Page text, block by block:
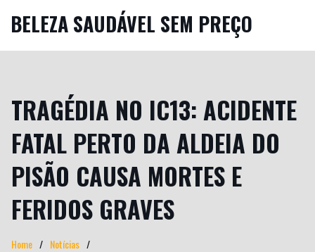
BELEZA SAUDÁVEL SEM PREÇO
TRAGÉDIA NO IC13: ACIDENTE
FATAL PERTO DA ALDEIA DO
PISÃO CAUSA MORTES E
FERIDOS GRAVES
Home
Notícias